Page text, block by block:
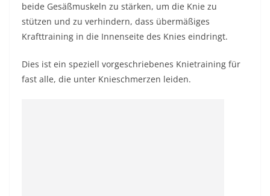
beide Gesäßmuskeln zu stärken, um die Knie zu
stützen und zu verhindern, dass übermäßiges
Krafttraining in die Innenseite des Knies eindringt.
Dies ist ein speziell vorgeschriebenes Knietraining für
fast alle, die unter Knieschmerzen leiden.